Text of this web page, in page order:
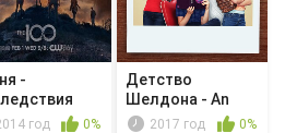
-
год 0%
Детство
Шелдона - An
Expensive Glitch...
2017 год 0%